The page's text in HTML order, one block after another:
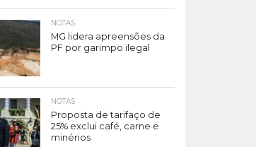
NOTAS
MG lidera apreensões da
PF por garimpo ilegal
NOTAS
Proposta de tarifaço de
25% exclui café, carne e
minérios